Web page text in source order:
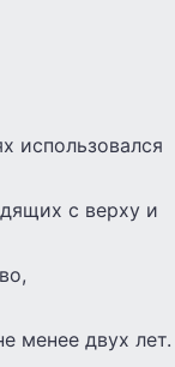
использовался
с верху и
менее двух лет.